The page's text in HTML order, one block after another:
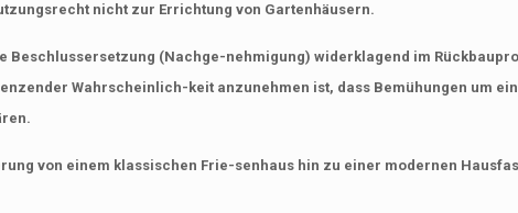
nicht zur Errichtung von Gartenhäusern.
Beschlussersetzung (Nachge-nehmigung) widerklagend im
Wahrscheinlich-keit anzunehmen ist, dass Bemühungen um
von einem klassischen Frie-senhaus hin zu einer modernen